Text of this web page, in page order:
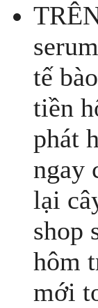
tế
tiền
phát
ngay
lại
shop
hôm
mới